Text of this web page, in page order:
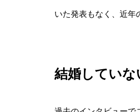
いた発表もなく、近年
結婚してい